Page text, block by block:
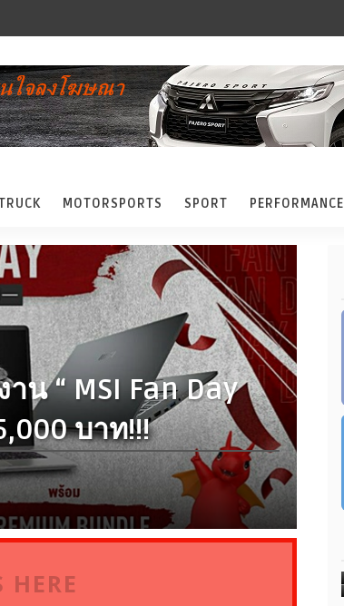
MOTORSPORTS SPORT PERFORMANCE
น “ MSI Fan Day
บาท!!!
HERE